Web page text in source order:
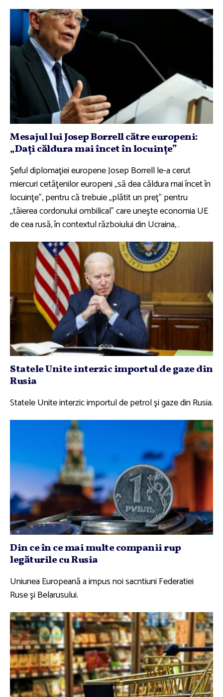
Mesajul lui Josep Borrell către europeni:
„Daţi căldura mai încet în locuinţe”
Şeful diplomaţiei europene Josep Borrell le-a cerut
miercuri cetăţenilor europeni „să dea căldura mai încet în
locuinţe”, pentru că trebuie „plătit un preţ” pentru
„tăierea cordonului ombilical” care uneşte economia UE
de cea rusă, în contextul războiului din Ucraina, .
Statele Unite interzic importul de gaze din
Rusia
Statele Unite interzic importul de petrol şi gaze din Rusia.
Din ce în ce mai multe companii rup
legăturile cu Rusia
Uniunea Europeană a impus noi sacntiuni Federatiei
Ruse şi Belarusului.